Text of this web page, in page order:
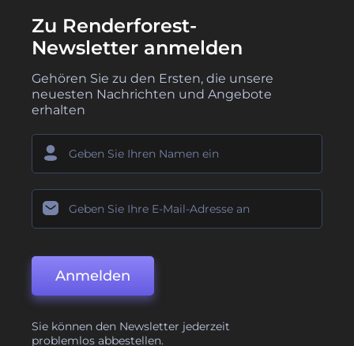
Zu Renderforest-
Newsletter anmelden
Gehören Sie zu den Ersten, die unsere
neuesten Nachrichten und Angebote
erhalten
Anmelden
Sie können den Newsletter jederzeit
problemlos abbestellen.